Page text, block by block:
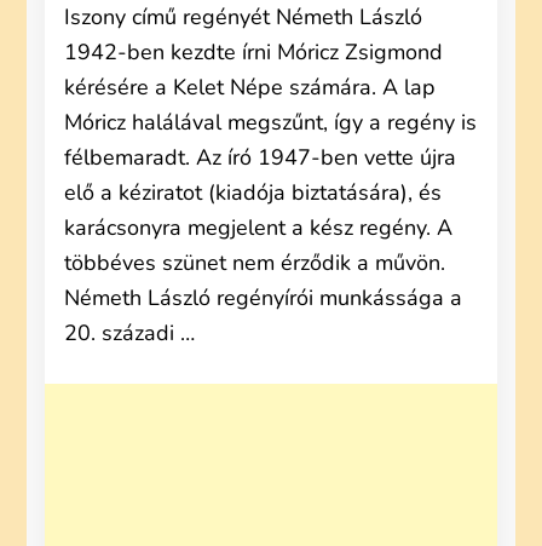
Iszony című regényét Németh László
1942-ben kezdte írni Móricz Zsigmond
kérésére a Kelet Népe számára. A lap
Móricz halálával megszűnt, így a regény is
félbemaradt. Az író 1947-ben vette újra
elő a kéziratot (kiadója biztatására), és
karácsonyra megjelent a kész regény. A
többéves szünet nem érződik a művön.
Németh László regényírói munkássága a
20. századi …